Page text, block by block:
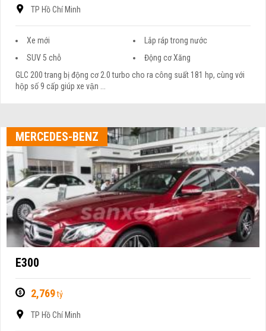
TP Hồ Chí Minh
Xe mới
Lắp ráp trong nước
SUV 5 chỗ
Động cơ Xăng
GLC 200 trang bị động cơ 2.0 turbo cho ra công suất 181 hp, cùng với
hộp số 9 cấp giúp xe vận ...
MERCEDES-BENZ
E300
2,769tỷ
TP Hồ Chí Minh